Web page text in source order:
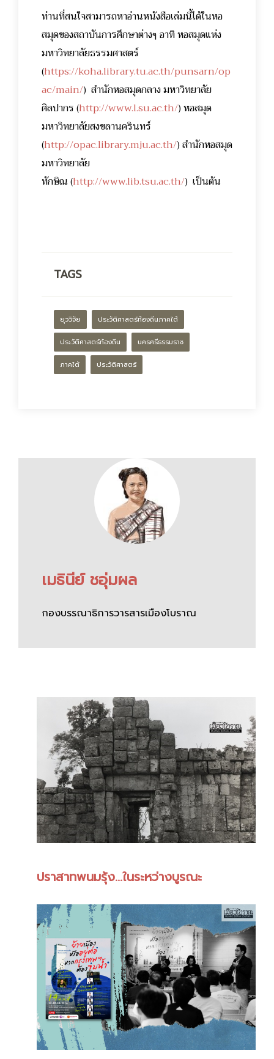
ท่านที่สนใจสามารถหาอ่านหนังสือเล่มนี้ได้ในหอ
สมุดของสถาบันการศึกษาต่างๆ อาทิ หอสมุดแห่ง
มหาวิทยาลัยธรรมศาสตร์
(https://koha.library.tu.ac.th/punsarn/op
ac/main/) สำนักหอสมุดกลาง มหาวิทยาลัย
ศิลปากร (http://www.l.su.ac.th/) หอสมุด
มหาวิทยาลัยสงขลานครินทร์
(http://opac.library.mju.ac.th/) สำนักหอสมุด
มหาวิทยาลัย
ทักษิณ(http://www.lib.tsu.ac.th/) เป็นต้น
TAGS
ยุววิจัย ประวัติศาสตร์ท้องถิ่นภาคใต้
ประวัติศาสตร์ท้องถิ่น นครศรีธรรมราช
ภาคใต้ ประวัติศาสตร์
เมธินีย์ ชอุ่มผล
กองบรรณาธิการวารสารเมืองโบราณ
ปราสาทพนมรุ้ง...ในระหว่างบูรณะ